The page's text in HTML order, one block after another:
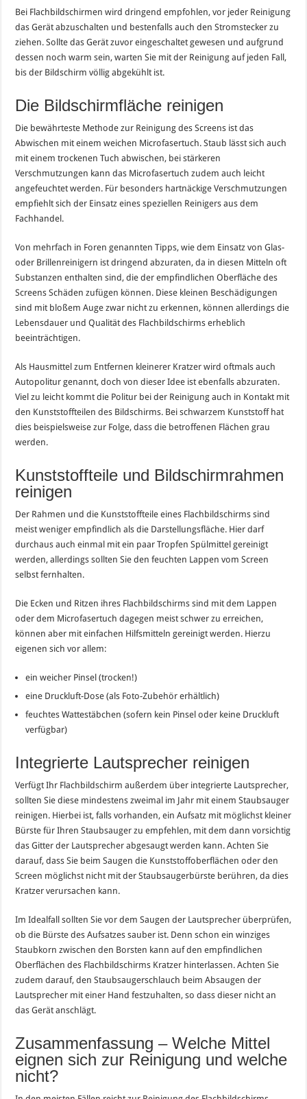
Bei Flachbildschirmen wird dringend empfohlen, vor jeder Reinigung
das Gerät abzuschalten und bestenfalls auch den Stromstecker zu
ziehen. Sollte das Gerät zuvor eingeschaltet gewesen und aufgrund
dessen noch warm sein, warten Sie mit der Reinigung auf jeden Fall,
bis der Bildschirm völlig abgekühlt ist.
Die Bildschirmfläche reinigen
Die bewährteste Methode zur Reinigung des Screens ist das
Abwischen mit einem weichen Microfasertuch. Staub lässt sich auch
mit einem trockenen Tuch abwischen, bei stärkeren
Verschmutzungen kann das Microfasertuch zudem auch leicht
angefeuchtet werden. Für besonders hartnäckige Verschmutzungen
empfiehlt sich der Einsatz eines speziellen Reinigers aus dem
Fachhandel.
Von mehrfach in Foren genannten Tipps, wie dem Einsatz von Glas-
oder Brillenreinigern ist dringend abzuraten, da in diesen Mitteln oft
Substanzen enthalten sind, die der empfindlichen Oberfläche des
Screens Schäden zufügen können. Diese kleinen Beschädigungen
sind mit bloßem Auge zwar nicht zu erkennen, können allerdings die
Lebensdauer und Qualität des Flachbildschirms erheblich
beeinträchtigen.
Als Hausmittel zum Entfernen kleinerer Kratzer wird oftmals auch
Autopolitur genannt, doch von dieser Idee ist ebenfalls abzuraten.
Viel zu leicht kommt die Politur bei der Reinigung auch in Kontakt mit
den Kunststoffteilen des Bildschirms. Bei schwarzem Kunststoff hat
dies beispielsweise zur Folge, dass die betroffenen Flächen grau
werden.
Kunststoffteile und Bildschirmrahmen
reinigen
Der Rahmen und die Kunststoffteile eines Flachbildschirms sind
meist weniger empfindlich als die Darstellungsfläche. Hier darf
durchaus auch einmal mit ein paar Tropfen Spülmittel gereinigt
werden, allerdings sollten Sie den feuchten Lappen vom Screen
selbst fernhalten.
Die Ecken und Ritzen ihres Flachbildschirms sind mit dem Lappen
oder dem Microfasertuch dagegen meist schwer zu erreichen,
können aber mit einfachen Hilfsmitteln gereinigt werden. Hierzu
eigenen sich vor allem:
ein weicher Pinsel (trocken!)
eine Druckluft-Dose (als Foto-Zubehör erhältlich)
feuchtes Wattestäbchen (sofern kein Pinsel oder keine Druckluft
verfügbar)
Integrierte Lautsprecher reinigen
Verfügt Ihr Flachbildschirm außerdem über integrierte Lautsprecher,
sollten Sie diese mindestens zweimal im Jahr mit einem Staubsauger
reinigen. Hierbei ist, falls vorhanden, ein Aufsatz mit möglichst kleiner
Bürste für Ihren Staubsauger zu empfehlen, mit dem dann vorsichtig
das Gitter der Lautsprecher abgesaugt werden kann. Achten Sie
darauf, dass Sie beim Saugen die Kunststoffoberflächen oder den
Screen möglichst nicht mit der Staubsaugerbürste berühren, da dies
Kratzer verursachen kann.
Im Idealfall sollten Sie vor dem Saugen der Lautsprecher überprüfen,
ob die Bürste des Aufsatzes sauber ist. Denn schon ein winziges
Staubkorn zwischen den Borsten kann auf den empfindlichen
Oberflächen des Flachbildschirms Kratzer hinterlassen. Achten Sie
zudem darauf, den Staubsaugerschlauch beim Absaugen der
Lautsprecher mit einer Hand festzuhalten, so dass dieser nicht an
das Gerät anschlägt.
Zusammenfassung – Welche Mittel
eignen sich zur Reinigung und welche
nicht?